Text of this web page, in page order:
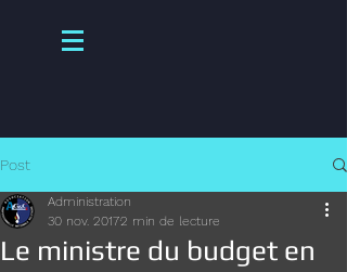
Post
Le ministre du budget en
Administration
30 nov. 20172 min de lecture